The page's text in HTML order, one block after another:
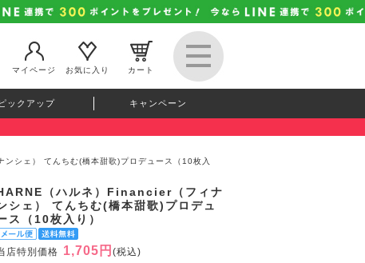
マイページ
お気に入り カート
ピックアップ キャンペーン
シェ） てんちむ(橋本甜歌)プロデュース（10枚入
（ハルネ）Financier（フィナ
シェ） てんちむ(橋本甜歌)プロデュ
ス（10枚入り）
店特別価格 1,705円 (税込)